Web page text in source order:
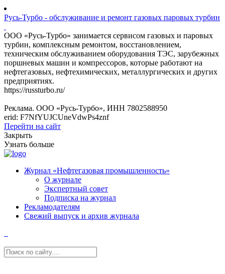
Русь-Турбо - обслуживание и ремонт газовых паровых турбин
ООО «Русь-Турбо» занимается сервисом газовых и паровых
турбин, комплексным ремонтом, восстановлением,
техническим обслуживанием оборудования ТЭС, зарубежных
поршневых машин и компрессоров, которые работают на
нефтегазовых, нефтехимических, металлургических и других
предприятиях.
https://russturbo.ru/
Реклама. ООО «Русь-Турбо», ИНН 7802588950
erid: F7NfYUJCUneVdwPs4znf
Перейти на сайт
Закрыть
Узнать больше
Журнал «Нефтегазовая промышленность»
О журнале
Экспертный совет
Подписка на журнал
Рекламодателям
Свежий выпуск и архив журнала